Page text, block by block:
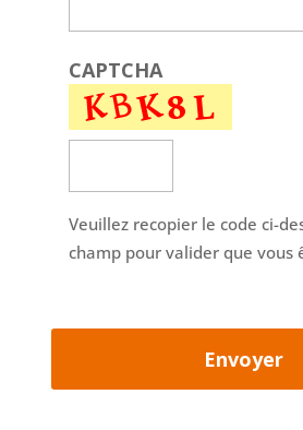
CAPTCHA
Veuillez recopier le code ci-
champ pour valider que vous